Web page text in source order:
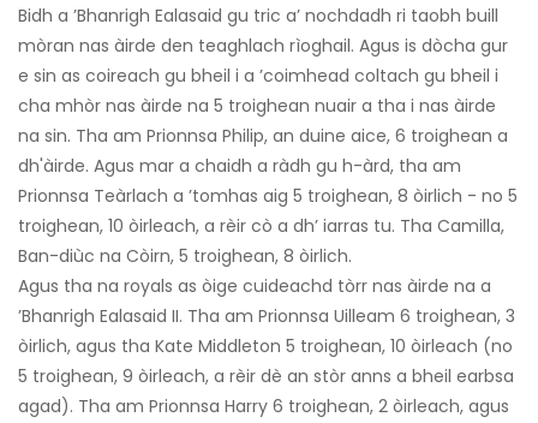
Bidh a ’Bhanrigh Ealasaid gu tric a’ nochdadh ri taobh buill
mòran nas àirde den teaghlach rìoghail. Agus is dòcha gur
e sin as coireach gu bheil i a ’coimhead coltach gu bheil i
cha mhòr nas àirde na 5 troighean nuair a tha i nas àirde
na sin. Tha am Prionnsa Philip, an duine aice, 6 troighean a
dh'àirde. Agus mar a chaidh a ràdh gu h-àrd, tha am
Prionnsa Teàrlach a ’tomhas aig 5 troighean, 8 òirlich - no 5
troighean, 10 òirleach, a rèir cò a dh’ iarras tu. Tha Camilla,
Ban-diùc na Còirn, 5 troighean, 8 òirlich.
Agus tha na royals as òige cuideachd tòrr nas àirde na a
’Bhanrigh Ealasaid II. Tha am Prionnsa Uilleam 6 troighean, 3
òirlich, agus tha Kate Middleton 5 troighean, 10 òirleach (no
5 troighean, 9 òirleach, a rèir dè an stòr anns a bheil earbsa
agad). Tha am Prionnsa Harry 6 troighean, 2 òirleach, agus